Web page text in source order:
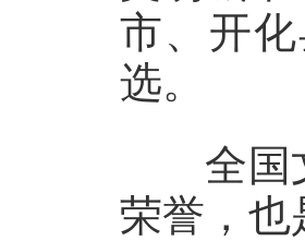
市、开
选。
全国文
荣誉，也